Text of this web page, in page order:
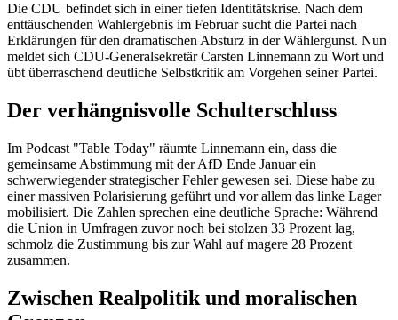
Die CDU befindet sich in einer tiefen Identitätskrise. Nach dem
enttäuschenden Wahlergebnis im Februar sucht die Partei nach
Erklärungen für den dramatischen Absturz in der Wählergunst. Nun
meldet sich CDU-Generalsekretär Carsten Linnemann zu Wort und
übt überraschend deutliche Selbstkritik am Vorgehen seiner Partei.
Der verhängnisvolle Schulterschluss
Im Podcast "Table Today" räumte Linnemann ein, dass die
gemeinsame Abstimmung mit der AfD Ende Januar ein
schwerwiegender strategischer Fehler gewesen sei. Diese habe zu
einer massiven Polarisierung geführt und vor allem das linke Lager
mobilisiert. Die Zahlen sprechen eine deutliche Sprache: Während
die Union in Umfragen zuvor noch bei stolzen 33 Prozent lag,
schmolz die Zustimmung bis zur Wahl auf magere 28 Prozent
zusammen.
Zwischen Realpolitik und moralischen